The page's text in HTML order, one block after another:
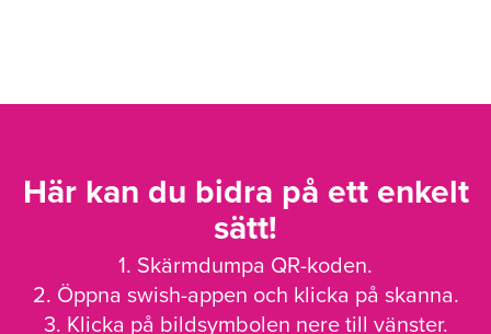
Här kan du bidra på ett enkelt
sätt!
1. Skärmdumpa QR-koden.
2. Öppna swish-appen och klicka på skanna.
3. Klicka på bildsymbolen nere till vänster.